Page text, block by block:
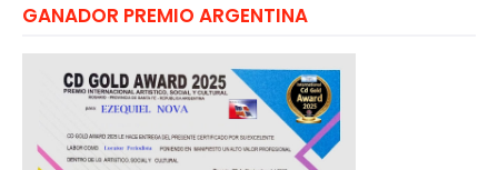
GANADOR PREMIO ARGENTINA